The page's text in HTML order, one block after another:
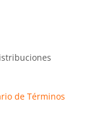
de Términos